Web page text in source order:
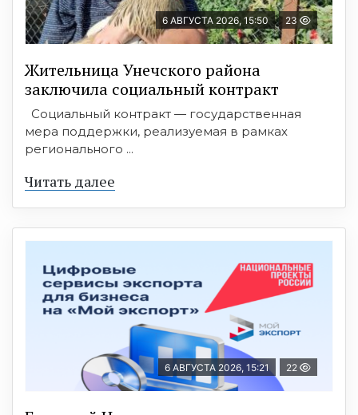
6 АВГУСТА 2026, 15:50 23
Жительница Унечского района
заключила социальный контракт
Социальный контракт — государственная
мера поддержки, реализуемая в рамках
регионального ...
Читать далее
6 АВГУСТА 2026, 15:21 22